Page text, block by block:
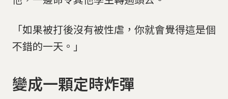
「如果被打後沒有被性虐，你就會覺得這是個
不錯的一天。」
變成一顆定時炸彈